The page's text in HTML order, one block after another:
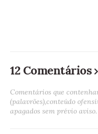
12 Comentários
Comentários que
(palavrões),conteúdo
apagados sem prévio aviso.